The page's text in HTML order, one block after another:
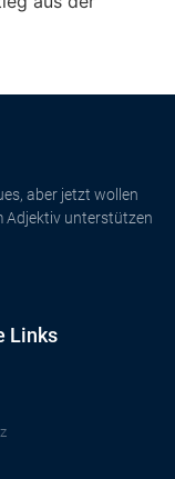
aber jetzt wollen
Adjektiv unterstützen
Links